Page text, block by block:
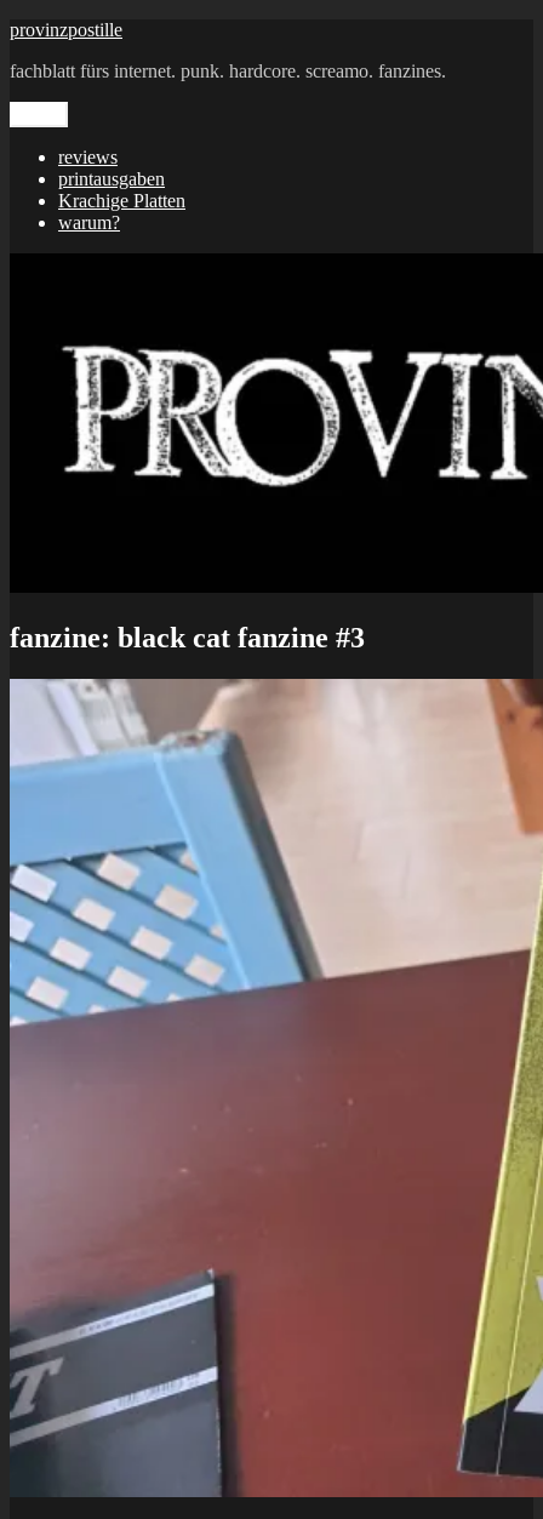
Zum
springen
provinzpostille
fachblatt fürs internet. punk. hardcore. screamo. fanzines.
reviews
printausgaben
Krachige Platten
warum?
fanzine: black cat fanzine #3